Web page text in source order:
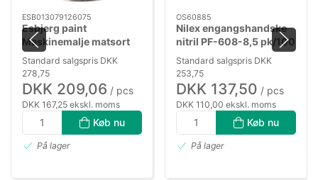
ESB013079126075
Esbjerg paint
Maskinemalje matsort
gl.20 3/4 ltr
Standard salgspris DKK
278,75
DKK 209,06 / pcs
DKK 167,25 ekskl. moms
Køb nu
På lager
OS60885
Nilex engangshandske
nitril PF-608-8,5 pk/100
Standard salgspris DKK
253,75
DKK 137,50 / pcs
DKK 110,00 ekskl. moms
Køb nu
På lager